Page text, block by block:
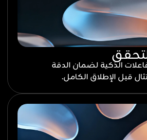
الذكية لضمان الدقة
قبل الإطلاق الكامل.